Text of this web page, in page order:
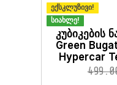
ექსკლუზივი!
სიახლე!
კუბიკების
Green
Hypercar